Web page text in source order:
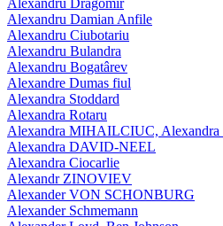
Alexandru Damian Anfile
Alexandru Ciubotariu
Alexandru Bulandra
Alexandru Bogatârev
Alexandre Dumas fiul
Alexandra Stoddard
Alexandra Rotaru
Alexandra MIHAILCIUC,
Alexandra DAVID-NEEL
Alexandra Ciocarlie
Alexandr ZINOVIEV
Alexander VON SCHONBURG
Alexander Schmemann